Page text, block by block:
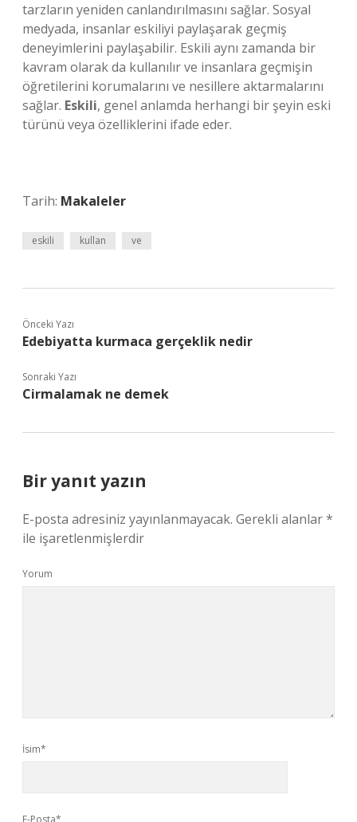
tarzların yeniden canlandırılmasını sağlar. Sosyal
medyada, insanlar eskiliyi paylaşarak geçmiş
deneyimlerini paylaşabilir. Eskili aynı zamanda bir
kavram olarak da kullanılır ve insanlara geçmişin
öğretilerini korumalarını ve nesillere aktarmalarını
sağlar. Eskili, genel anlamda herhangi bir şeyin eski
türünü veya özelliklerini ifade eder.
Tarih: Makaleler
eskili kullan ve
Önceki Yazı
Edebiyatta kurmaca gerçeklik nedir
Sonraki Yazı
Cirmalamak ne demek
Bir yanıt yazın
E-posta adresiniz yayınlanmayacak. Gerekli alanlar*
ile işaretlenmişlerdir
Yorum
İsim*
E-Posta*